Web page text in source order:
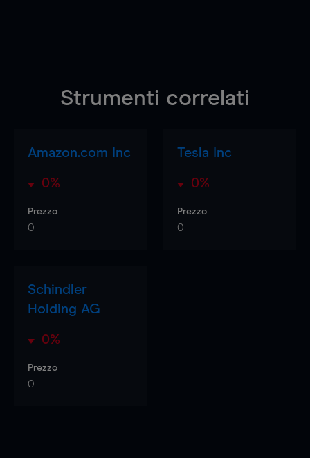
Strumenti correlati
Amazon.com Inc
0%
Prezzo
0
Tesla Inc
0%
Prezzo
0
Schindler
Holding AG
0%
Prezzo
0